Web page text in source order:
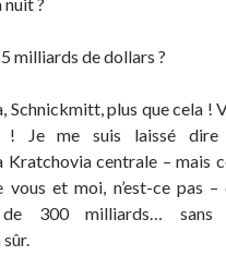
milliards de dollars ?
Schnickmitt, plus que cela !
! Je me suis laissé dire
Kratchovia centrale – mais
vous et moi, n’est-ce pas
300 milliards… sans